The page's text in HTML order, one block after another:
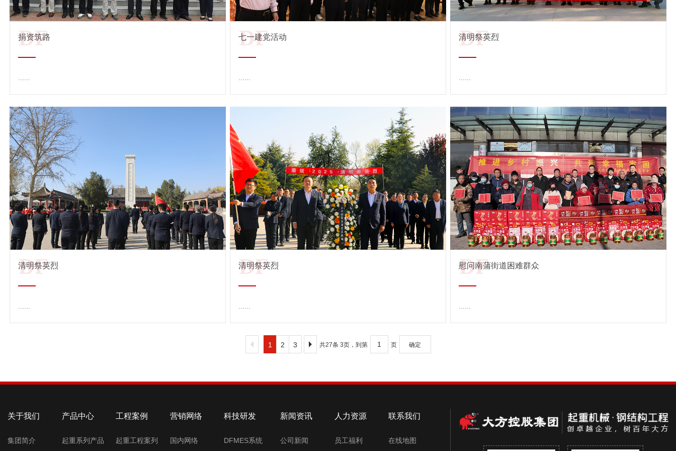
DF
捐资筑路
查看详情 →
DF
七一建党活动
查看详情 →
DF
清明祭英烈
查看详情 →
DF
清明祭英烈
查看详情 →
DF
清明祭英烈
查看详情 →
DF
慰问南蒲街道困难群众
查看详情 →
1 2 3 共27条 3页，到第 页 确定
关于我们
集团简介
产品中心
起重系列产品
工程案例
起重工程案列
营销网络
国内网络
科技研发
DFMES系统
新闻资讯
公司新闻
人力资源
员工福利
联系我们
在线地图